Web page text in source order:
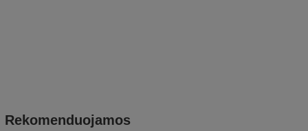
Rekomenduojamos